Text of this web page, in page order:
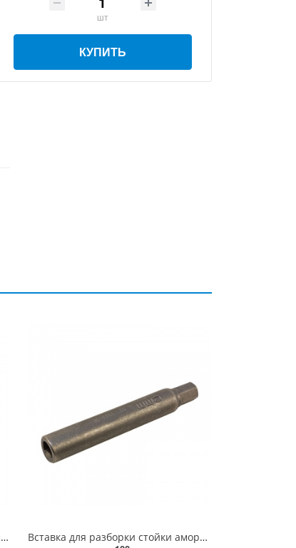
шт
КУПИТЬ
Ключ для зняття стійок Таврія, Ланос (Харків) СТТАВР
Вставка для разборки стойки амортизатора (Seat, Fiat, Citroen, Peugeot, Ford, Opel, Renault, JAP, PK